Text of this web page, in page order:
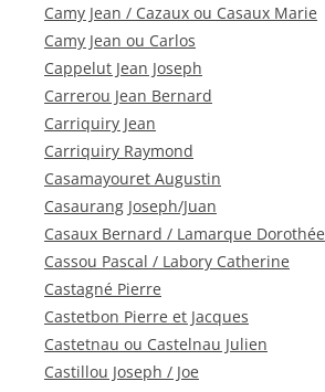
Camy Jean / Cazaux ou Casaux Marie
Camy Jean ou Carlos
Cappelut Jean Joseph
Carrerou Jean Bernard
Carriquiry Jean
Carriquiry Raymond
Casamayouret Augustin
Casaurang Joseph/Juan
Casaux Bernard / Lamarque Dorothée
Cassou Pascal / Labory Catherine
Castagné Pierre
Castetbon Pierre et Jacques
Castetnau ou Castelnau Julien
Castillou Joseph / Joe